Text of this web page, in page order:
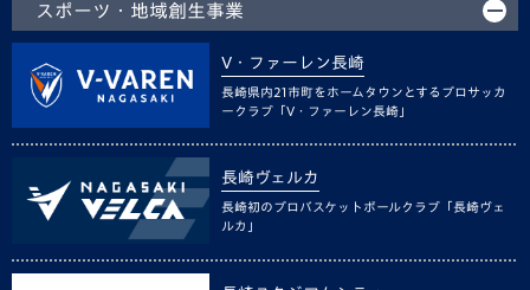
スポーツ・地域創生事業
V・ファーレン長崎
長崎県内21市町をホームタウンとするプロサッカ
ークラブ「V・ファーレン長崎」
長崎ヴェルカ
長崎初のプロバスケットボールクラブ「長崎ヴェ
ルカ」